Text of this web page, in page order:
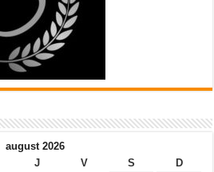
august 2026
J V S
D